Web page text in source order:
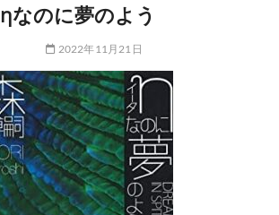
ηなのに夢のよう
2022年11月21日